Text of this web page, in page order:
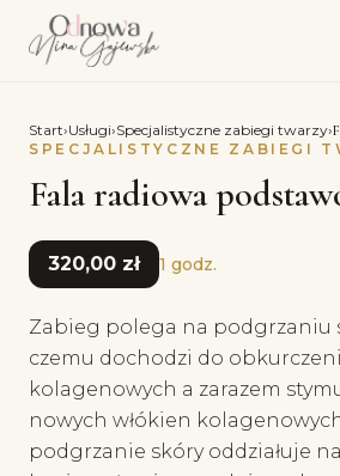
Start›Usługi›Specjalistyczne zabiegi twarzy›
SPECJALISTYCZNE ZABIEGI
Fala radiowa
320,00 zł 1 godz.
Zabieg polega na podgrzaniu
czemu dochodzi do
kolagenowych a zarazem
nowych włókien
podgrzanie skóry oddziałuje